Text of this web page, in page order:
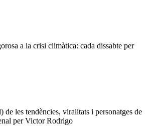
a la crisi climàtica: cada dissabte per
de les tendències, viralitats i personatges de
per Victor Rodrigo